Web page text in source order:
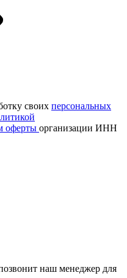
своих персональных
оферты организации ИНН
наш менеджер для